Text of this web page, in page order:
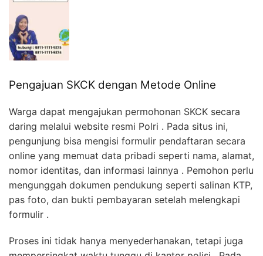
Pengajuan SKCK dengan Metode Online
Warga dapat mengajukan permohonan SKCK secara
daring melalui website resmi Polri . Pada situs ini,
pengunjung bisa mengisi formulir pendaftaran secara
online yang memuat data pribadi seperti nama, alamat,
nomor identitas, dan informasi lainnya . Pemohon perlu
mengunggah dokumen pendukung seperti salinan KTP,
pas foto, dan bukti pembayaran setelah melengkapi
formulir .
Proses ini tidak hanya menyederhanakan, tetapi juga